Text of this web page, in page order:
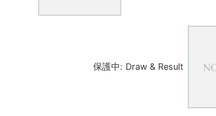
保護中: Draw & Result